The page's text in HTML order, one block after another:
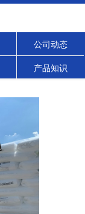
公司动态
产品知识